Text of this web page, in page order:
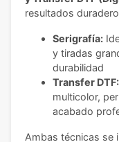
resultados
Serigrafía:
y tiradas
durabilidad
Transfer DTF:
multicolor,
acabado
Ambas técnicas se